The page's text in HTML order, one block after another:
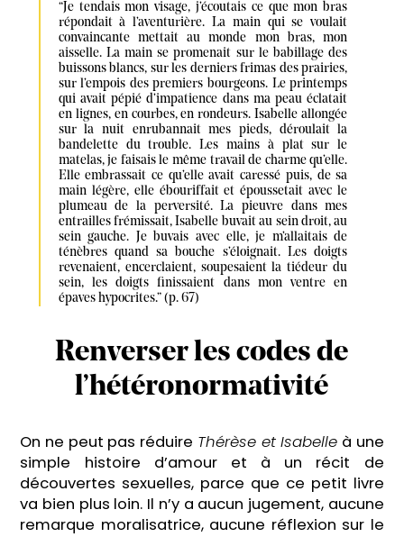
“Je tendais mon visage, j’écoutais ce que mon bras
répondait à l’aventurière. La main qui se voulait
convaincante mettait au monde mon bras, mon
aisselle. La main se promenait sur le babillage des
buissons blancs, sur les derniers frimas des prairies,
sur l’empois des premiers bourgeons. Le printemps
qui avait pépié d’impatience dans ma peau éclatait
en lignes, en courbes, en rondeurs. Isabelle allongée
sur la nuit enrubannait mes pieds, déroulait la
bandelette du trouble. Les mains à plat sur le
matelas, je faisais le même travail de charme qu’elle.
Elle embrassait ce qu’elle avait caressé puis, de sa
main légère, elle ébouriffait et époussetait avec le
plumeau de la perversité. La pieuvre dans mes
entrailles frémissait, Isabelle buvait au sein droit, au
sein gauche. Je buvais avec elle, je m’allaitais de
ténèbres quand sa bouche s’éloignait. Les doigts
revenaient, encerclaient, soupesaient la tiédeur du
sein, les doigts finissaient dans mon ventre en
épaves hypocrites.” (p. 67)
Renverser les codes de
l’hétéronormativité
On ne peut pas réduire Thérèse et Isabelle à une
simple histoire d’amour et à un récit de
découvertes sexuelles, parce que ce petit livre
va bien plus loin. Il n’y a aucun jugement, aucune
remarque moralisatrice, aucune réflexion sur le